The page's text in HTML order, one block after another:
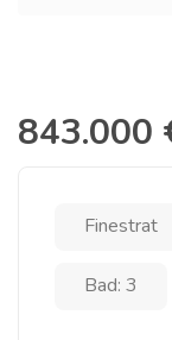
843.000
Finestrat
Bad: 3